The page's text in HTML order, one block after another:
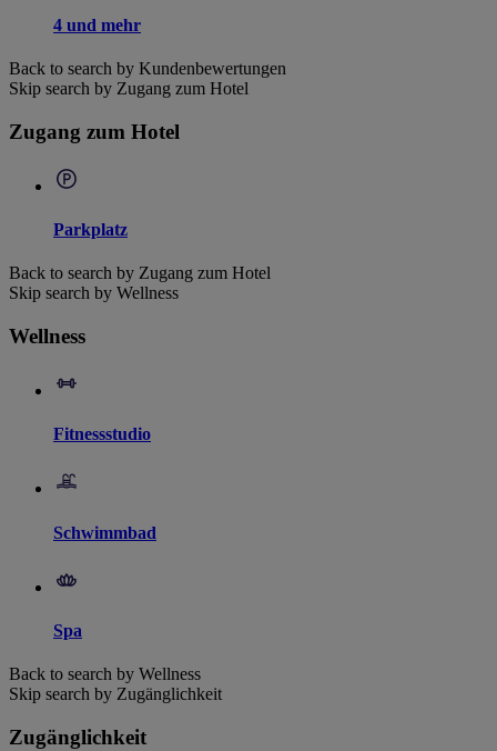
4 und mehr
Back to search by Kundenbewertungen
Skip search by Zugang zum Hotel
Zugang zum Hotel
Parkplatz
Back to search by Zugang zum Hotel
Skip search by Wellness
Wellness
Fitnessstudio
Schwimmbad
Spa
Back to search by Wellness
Skip search by Zugänglichkeit
Zugänglichkeit